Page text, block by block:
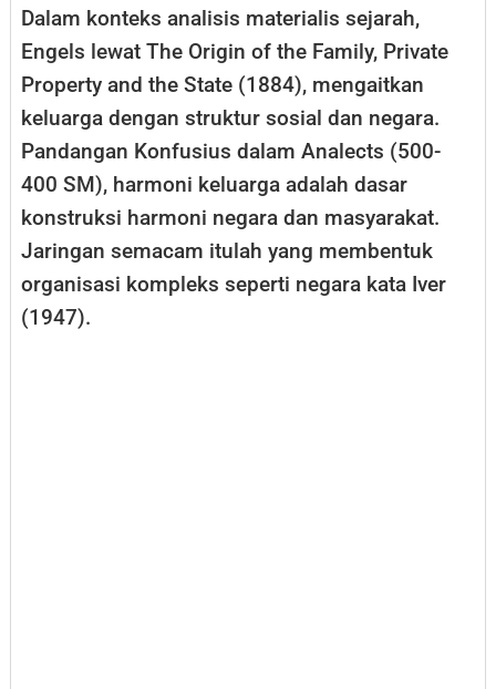
Dalam konteks analisis materialis sejarah,
Engels lewat The Origin of the Family, Private
Property and the State (1884), mengaitkan
keluarga dengan struktur sosial dan negara.
Pandangan Konfusius dalam Analects (500-
400 SM), harmoni keluarga adalah dasar
konstruksi harmoni negara dan masyarakat.
Jaringan semacam itulah yang membentuk
organisasi kompleks seperti negara kata Iver
(1947).